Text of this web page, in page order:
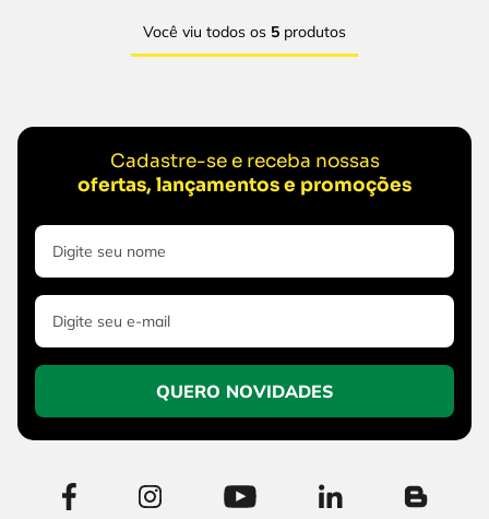
Você viu todos os 5 produtos
Cadastre-se e receba nossas
ofertas, lançamentos e promoções
QUERO NOVIDADES